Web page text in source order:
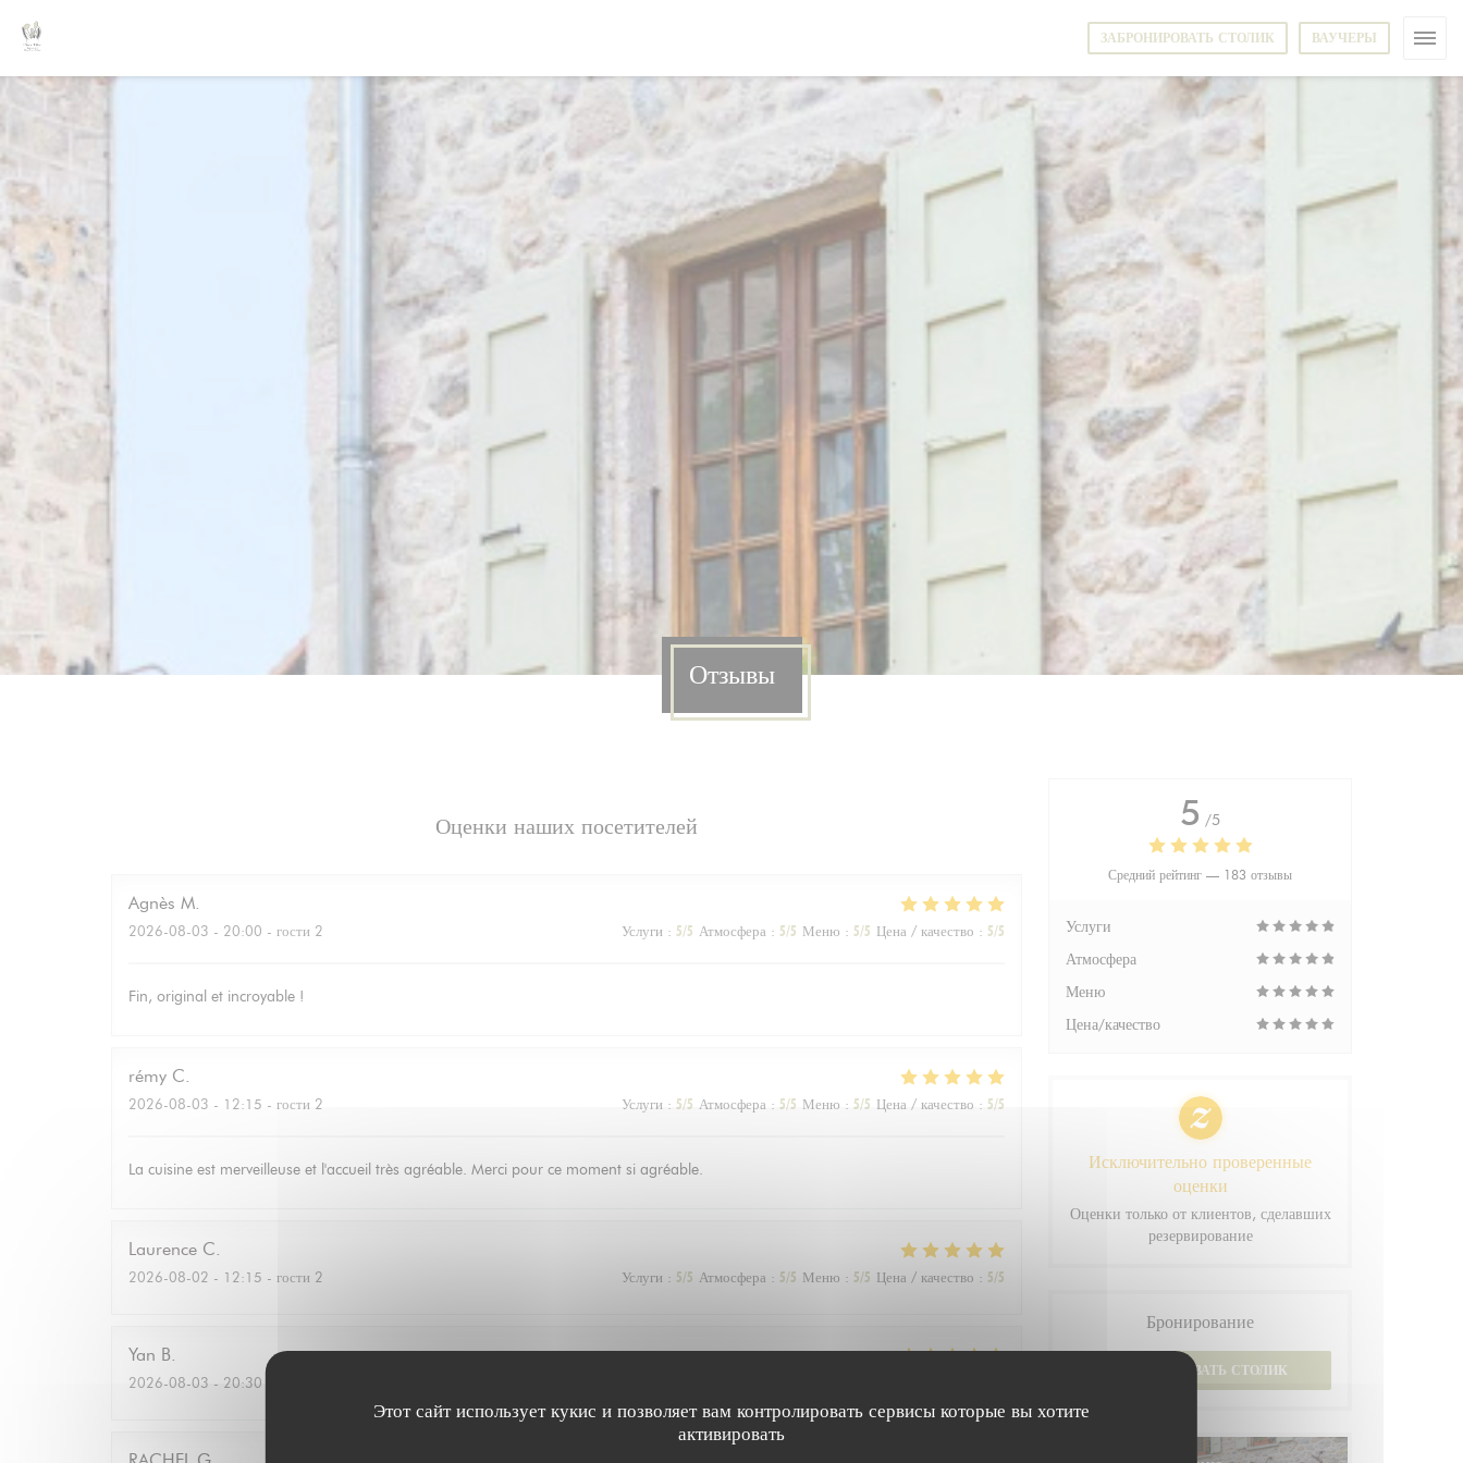
Этот сайт использует кукис и позволяет вам контролировать сервисы которые вы хотите
активировать
ЗАБРОНИРОВАТЬ СТОЛИК ВАУЧЕРЫ
Отзывы
Оценки наших посетителей
Agnès M
2026-08-03 - 20:00 - гости 2 Услуги : 5/5 Атмосфера : 5/5 Меню : 5/5 Цена / качество : 5/5
Fin, original et incroyable !
rémy C
2026-08-03 - 12:15 - гости 2 Услуги : 5/5 Атмосфера : 5/5 Меню : 5/5 Цена / качество : 5/5
La cuisine est merveilleuse et l'accueil très agréable. Merci pour ce moment si agréable.
Laurence C
2026-08-02 - 12:15 - гости 2 Услуги : 5/5 Атмосфера : 5/5 Меню : 5/5 Цена / качество : 5/5
Yan B
2026-08-03 - 20:30 - гости 4
5 /5
Средний рейтинг — 183 отзывы
Услуги
Атмосфера
Меню
Цена/качество
Исключительно проверенные
оценки
Оценки только от клиентов, сделавших
резервирование
Бронирование
ЗАБРОНИРОВАТЬ СТОЛИК